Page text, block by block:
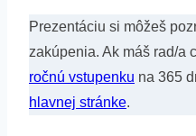
Prezentáciu si môžeš
zakúpenia. Ak máš rad/a
ročnú vstupenku na 365
hlavnej stránke.